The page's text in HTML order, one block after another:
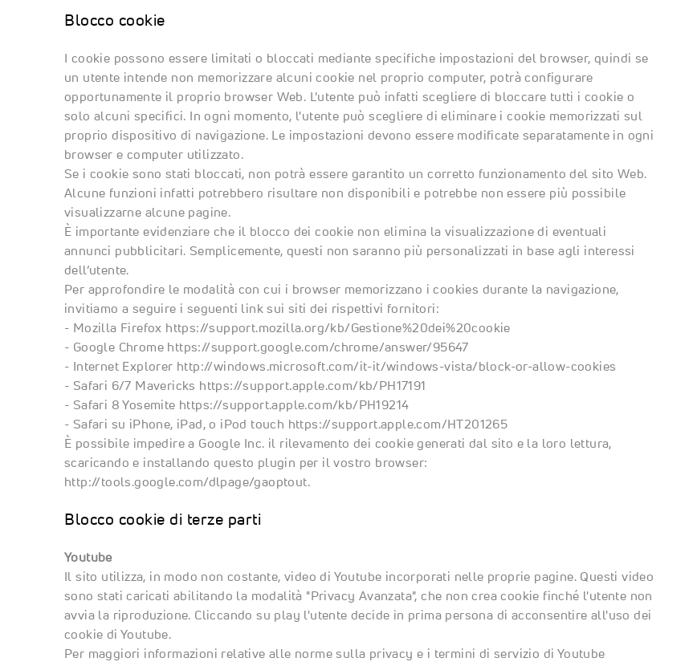
Blocco cookie
I cookie possono essere limitati o bloccati mediante specifiche impostazioni del browser, quindi se
un utente intende non memorizzare alcuni cookie nel proprio computer, potrà configurare
opportunamente il proprio browser Web. L'utente può infatti scegliere di bloccare tutti i cookie o
solo alcuni specifici. In ogni momento, l'utente può scegliere di eliminare i cookie memorizzati sul
proprio dispositivo di navigazione. Le impostazioni devono essere modificate separatamente in ogni
browser e computer utilizzato.
Se i cookie sono stati bloccati, non potrà essere garantito un corretto funzionamento del sito Web.
Alcune funzioni infatti potrebbero risultare non disponibili e potrebbe non essere più possibile
visualizzarne alcune pagine.
È importante evidenziare che il blocco dei cookie non elimina la visualizzazione di eventuali
annunci pubblicitari. Semplicemente, questi non saranno più personalizzati in base agli interessi
dell’utente.
Per approfondire le modalità con cui i browser memorizzano i cookies durante la navigazione,
invitiamo a seguire i seguenti link sui siti dei rispettivi fornitori:
- Mozilla Firefox https://support.mozilla.org/kb/Gestione%20dei%20cookie
- Google Chrome https://support.google.com/chrome/answer/95647
- Internet Explorer http://windows.microsoft.com/it-it/windows-vista/block-or-allow-cookies
- Safari 6/7 Mavericks https://support.apple.com/kb/PH17191
- Safari 8 Yosemite https://support.apple.com/kb/PH19214
- Safari su iPhone, iPad, o iPod touch https://support.apple.com/HT201265
È possibile impedire a Google Inc. il rilevamento dei cookie generati dal sito e la loro lettura,
scaricando e installando questo plugin per il vostro browser:
http://tools.google.com/dlpage/gaoptout.
Blocco cookie di terze parti
Youtube
Il sito utilizza, in modo non costante, video di Youtube incorporati nelle proprie pagine. Questi video
sono stati caricati abilitando la modalità "Privacy Avanzata", che non crea cookie finché l'utente non
avvia la riproduzione. Cliccando su play l'utente decide in prima persona di acconsentire all'uso dei
cookie di Youtube.
Per maggiori informazioni relative alle norme sulla privacy e i termini di servizio di Youtube